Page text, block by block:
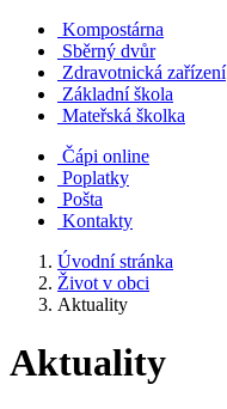
Kompostárna
Sběrný dvůr
Zdravotnická zařízení
Základní škola
Mateřská školka
Čápi online
Poplatky
Pošta
Kontakty
Úvodní stránka
Život v obci
Aktuality
Aktuality